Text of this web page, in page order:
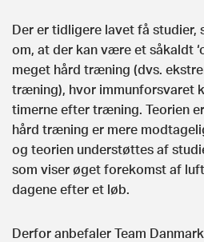
Der er tidligere lavet få studier,
om, at der kan være et såkaldt
meget hård træning (dvs.
træning), hvor immunforsvaret
timerne efter træning. Teorien
hård træning er mere
og teorien understøttes af
som viser øget forekomst af
dagene efter et løb.
Derfor anbefaler Team